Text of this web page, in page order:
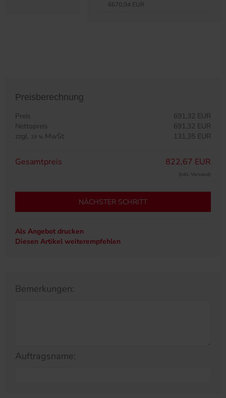
6670,94 EUR
Preisberechnung
Preis
691,32 EUR
Nettopreis
691,32 EUR
zzgl. 19 % MwSt 131,35 EUR
Gesamtpreis 822,67 EUR
(inkl. Versand)
NÄCHSTER SCHRITT
Als Angebot drucken
Diesen Artikel weiterempfehlen
Bemerkungen:
Auftragsname: